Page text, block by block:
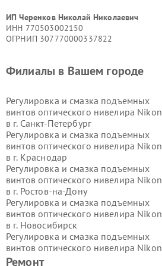
ИП Черенков Николай Николаевич
ИНН 770503002150
ОГРНИП 307770000337822
Ремонт
Филиалы в Вашем городе
Регулировка и смазка подъемных
винтов оптического нивелира Nikon
в г. Санкт-Петербург
Регулировка и смазка подъемных
винтов оптического нивелира Nikon
в г. Краснодар
Регулировка и смазка подъемных
винтов оптического нивелира Nikon
в г. Ростов-на-Дону
Регулировка и смазка подъемных
винтов оптического нивелира Nikon
в г. Новосибирск
Регулировка и смазка подъемных
винтов оптического нивелира Nikon
в г.Екатеринбург